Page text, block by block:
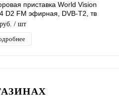
приставка World Vision
D2 FM эфирная, DVB-T2, тв
тюнер, ресивер, приемник
/ шт